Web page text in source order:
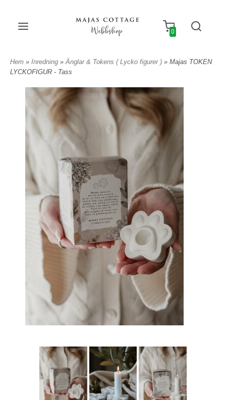
Webbshop 0
Hem » Inredning »Änglar & Tokens ( Lycko figurer ) » Majas TOKEN
LYCKOFIGUR - Tass